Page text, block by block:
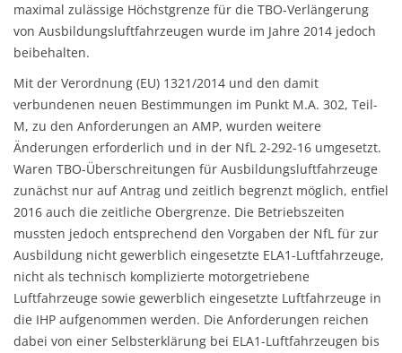
maximal zulässige Höchstgrenze für die TBO-Verlängerung
von Ausbildungsluftfahrzeugen wurde im Jahre 2014 jedoch
beibehalten.
Mit der Verordnung (EU) 1321/2014 und den damit
verbundenen neuen Bestimmungen im Punkt M.A. 302, Teil-
M, zu den Anforderungen an AMP, wurden weitere
Änderungen erforderlich und in der NfL 2-292-16 umgesetzt.
Waren TBO-Überschreitungen für Ausbildungsluftfahrzeuge
zunächst nur auf Antrag und zeitlich begrenzt möglich, entfiel
2016 auch die zeitliche Obergrenze. Die Betriebszeiten
mussten jedoch entsprechend den Vorgaben der NfL für zur
Ausbildung nicht gewerblich eingesetzte ELA1-Luftfahrzeuge,
nicht als technisch komplizierte motorgetriebene
Luftfahrzeuge sowie gewerblich eingesetzte Luftfahrzeuge in
die IHP aufgenommen werden. Die Anforderungen reichen
dabei von einer Selbsterklärung bei ELA1-Luftfahrzeugen bis